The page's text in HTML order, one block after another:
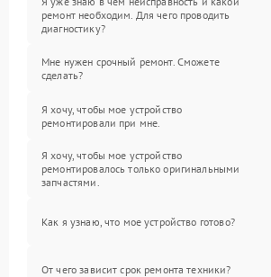
ремонт необходим. Для чего проводить
диагностику?
Мне нужен срочный ремонт. Сможете
сделать?
Я хочу, чтобы мое устройство
ремонтировали при мне.
Я хочу, чтобы мое устройство
ремонтировалось только оригинальными
запчастями.
Как я узнаю, что мое устройство готово?
От чего зависит срок ремонта техники?